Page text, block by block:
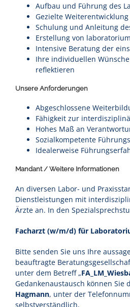
Aufbau und Führung des
Gezielte
Schulung und Anleitung
Erstellung von
Intensive Beratung der
Ihre individuellen
reflektieren
Unsere Anforderungen
Abgeschlossene
Fähigkeit zur
Hohes Maß an
Sozialkompetente
Idealerweise
Mandant / Weitere Informationen
An diversen Labor- und
Dienstleistungen mit
Ärzte an. In den
Facharzt (w/m/d) für
Bitte senden Sie uns Ihre
beauftragte
unter dem Betreff „
Gedankenaustausch können Sie
Hagmann, unter der
selbstverständlich.